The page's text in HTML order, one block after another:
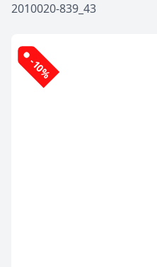
2010020-839_43
-10%